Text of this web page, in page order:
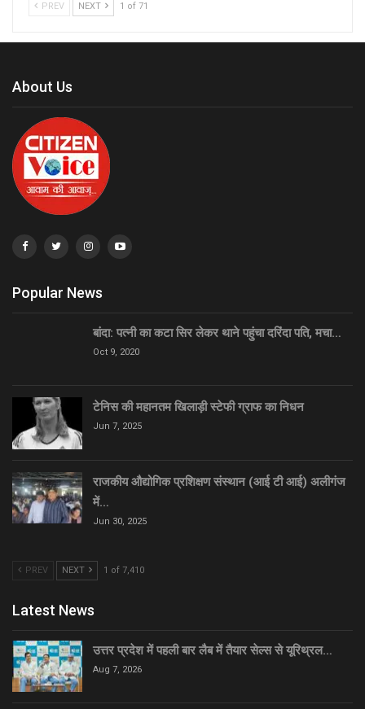
PREV NEXT 1 of 71
About Us
Popular News
बांदा: पत्नी का कटा सिर लेकर थाने पहुंचा दरिंदा पति, मचा…
Oct 9, 2020
टेनिस की महानतम खिलाड़ी स्टेफी ग्राफ का निधन
Jun 7, 2025
राजकीय औद्योगिक प्रशिक्षण संस्थान (आई टी आई) अलीगंज
में…
Jun 30, 2025
PREV NEXT 1 of 7,410
Latest News
उत्तर प्रदेश में पहली बार लैब में तैयार सेल्स से यूरिथ्रल…
Aug 7, 2026